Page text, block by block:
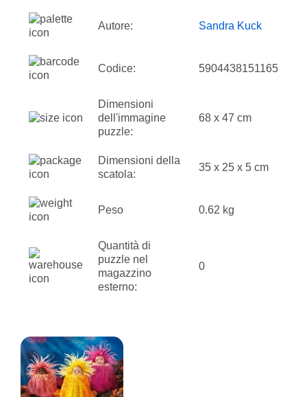
Autore: Sandra Kuck
Codice: 5904438151165
Dimensioni
dell'immagine
puzzle:
68 x 47 cm
Dimensioni della
scatola:
35 x 25 x 5 cm
Peso 0.62 kg
Quantità di
puzzle nel
magazzino
esterno:
0